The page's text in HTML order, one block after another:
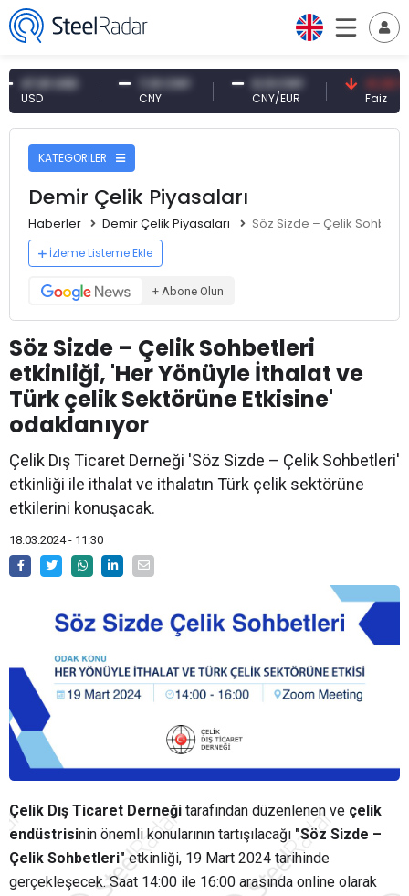
USD 7,10 CNY 0,13 CNY
CNY/EUR
41,30 TRY
KATEGORİLER
Demir Çelik Piyasaları
Haberler Demir Çelik Piyasaları Söz Sizde – Çelik
İzleme Listeme Ekle
+ Abone Olun
Söz Sizde – Çelik Sohbetleri
etkinliği, 'Her Yönüyle İthalat ve
Türk çelik Sektörüne Etkisine'
odaklanıyor
Çelik Dış Ticaret Derneği 'Söz Sizde – Çelik Sohbetleri'
etkinliği ile ithalat ve ithalatın Türk çelik sektörüne
etkilerini konuşacak.
18.03.2024 - 11:30
Çelik Dış Ticaret Derneği tarafından düzenlenen ve çelik
endüstrisinin önemli konularının tartışılacağı "Söz Sizde –
Çelik Sohbetleri"etkinliği, 19 Mart 2024 tarihinde
gerçekleşecek. Saat 14:00 ile 16:00 arasında online olarak